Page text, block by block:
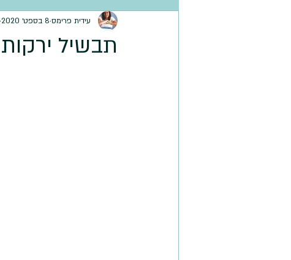
תבשיל ירקות
עידית פרימס 8 בספט׳ 2020